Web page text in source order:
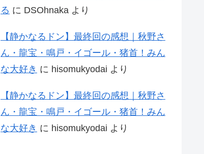
る に DSOhnaka より
【静かなるドン】最終回の感想｜秋野さ
ん・龍宝・鳴戸・イゴール・猪首！みん
な大好き に hisomukyodai より
【静かなるドン】最終回の感想｜秋野さ
ん・龍宝・鳴戸・イゴール・猪首！みん
な大好き に hisomukyodai より